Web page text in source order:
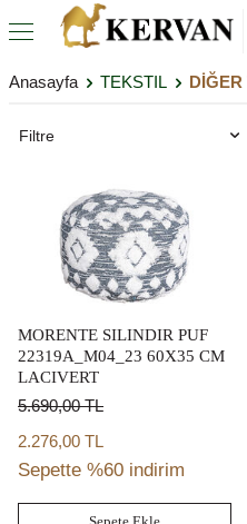
Anasayfa TEKSTIL
Filtre
MORENTE SILINDIR PUF
22319A_M04_23 60X35 CM
LACIVERT
5.690,00TL
2.276,00 TL
Sepette %60 indirim